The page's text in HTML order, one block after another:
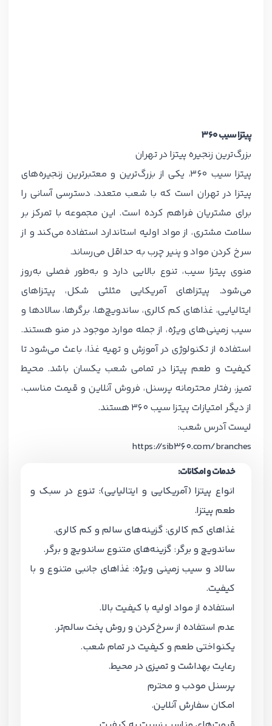
پیتزا سیب ۳۶۰
بزرگ‌ترین زنجیره پیتزا در تهران
پیتزا سیب ۳۶۰، یکی از بزرگ‌ترین و معتبرترین زنجیره‌های
پیتزا در تهران است که با شعب متعدد، دسترسی آسانی را
برای مشتریان فراهم کرده است. این مجموعه با تمرکز بر
سلامت مشتری، از مواد اولیه استاندارد استفاده می‌کند و از
سرخ کردن مواد و پنیر چرب به حداقل می‌رساند.
منوی پیتزا سیب، تنوع بالایی دارد و به‌طور فصلی به‌روز
می‌شود. پیتزاهای آمریکایی مثلثی شکل، پیتزاهای
ایتالیایی، غذاهای کم کالری، ساندویچ‌ها، برگرها، سالادها و
سیب زمینی‌های ویژه، از جمله موارد موجود در منو هستند.
استفاده از تکنولوژی در آموزش و تهیه غذا، باعث می‌شود تا
کیفیت و طعم پیتزا در تمامی شعب یکسان باشد. محیط
تمیز، رفتار محترمانه پرسنل، فروش آنلاین و قیمت مناسب،
از دیگر امتیازات پیتزا سیب ۳۶۰ هستند.
لیست آدرس شعب:
https://sib360.com/branches
خدمات و امکانات:
انواع پیتزا (آمریکایی و ایتالیایی): تنوع در سبک و
طعم پیتزا.
غذاهای کم کالری: گزینه‌های سالم و کم کالری.
ساندویچ و برگر: گزینه‌های متنوع ساندویچ و برگر.
سالاد و سیب زمینی ویژه: غذاهای جانبی متنوع و با
کیفیت.
استفاده از مواد اولیه با کیفیت بالا.
عدم استفاده از سرخ‌کردن و روش پخت سالم‌تر.
یکنواختی طعم و کیفیت در تمام شعب.
رعایت بهداشت و تمیزی در محیط.
پرسنل مودب و محترم
امکان سفارش آنلاین.